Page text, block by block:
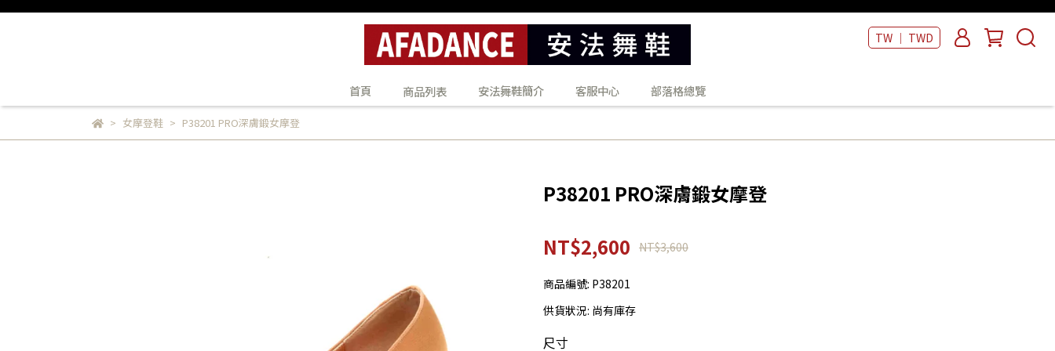
TW ｜ TWD
首頁 商品列表 安法舞鞋簡介 客服中心 部落格總覽
女摩登鞋 P38201 PRO深膚鍛女摩登
P38201 PRO深膚鍛女摩登
NT$2,600 NT$3,600
商品編號: P38201
供貨狀況: 尚有庫存
尺寸